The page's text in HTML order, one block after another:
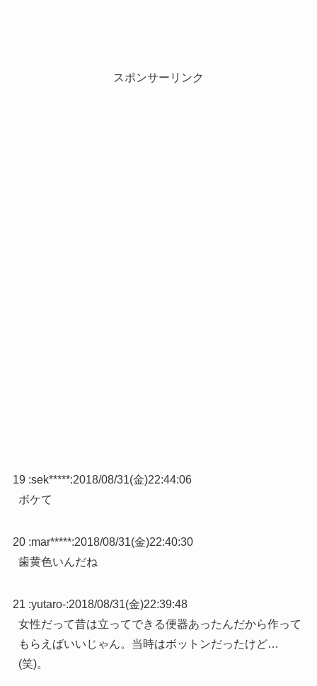
スポンサーリンク
19 :sek*****:2018/08/31(金)22:44:06
ボケて
20 :mar*****:2018/08/31(金)22:40:30
歯黄色いんだね
21 :yutaro-:2018/08/31(金)22:39:48
女性だって昔は立ってできる便器あったんだから作って
もらえばいいじゃん。当時はボットンだったけど…
(笑)。